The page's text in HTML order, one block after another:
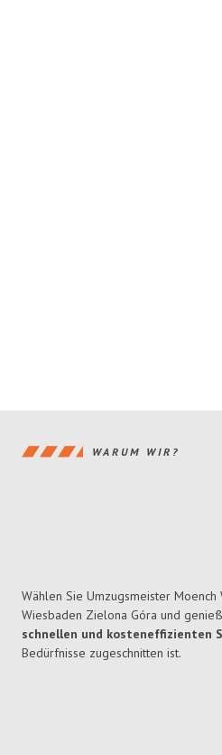
WARUM WIR?
Wählen Sie Umzugsmeister
Wiesbaden Zielona Góra und
schnellen und kosteneffizienten
Bedürfnisse zugeschnitten ist.